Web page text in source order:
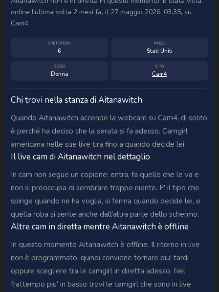
online l'ultima volta 2 mesi fa, il 27 maggio 2026, 03:35, su
Cam4.
SPETTATORI
6
PAESE
Stati Uniti
SESSO
Donna
SITO
Cam4
Chi trovi nella stanza di Aitanawitch
Quando Aitanawitch accende la webcam su Cam4, di solito
è perché ha deciso che la serata si fa adesso. Camgirl
americana nelle sue live tira fino a quando decide lei.
Il live cam di Aitanawitch nel dettaglio
In cam non segue un copione: entra, fa quello che le va e
non si preoccupa di sembrare troppo niente. E' il tipo che
spinge quando ne ha voglia, si ferma quando decide lei, e
quella roba si sente anche dall'altra parte dello schermo.
Altre cam in diretta mentre Aitanawitch è offline
In questo momento Aitanawitch è offline. Il ritorno in live
non è programmato, quindi conviene tornare piu' tardi
oppure scegliere tra le camgirl in diretta adesso. Nel
frattempo piu' in basso trovi le camgirl che sono in live